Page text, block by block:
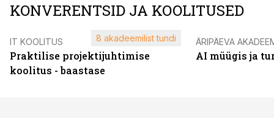
KONVERENTSID JA KOOLITUSED
IT KOOLITUS
Praktilise projektijuhtimise
koolitus - baastase
8 akadeemilist tundi ÄRIPÄEVA
AI müügis ja